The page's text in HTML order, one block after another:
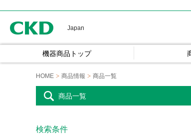
Japan
機器商品トップ
HOME 商品情報 商品一覧
商品一覧
検索条件